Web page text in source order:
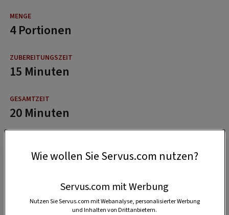
4 Portionen
15 Minuten
20 Minuten
Wie wollen Sie Servus.com nutzen?
Servus.com mit Werbung
Nutzen Sie Servus.com mit Webanalyse, personalisierter Werbung
und Inhalten von Drittanbietern.